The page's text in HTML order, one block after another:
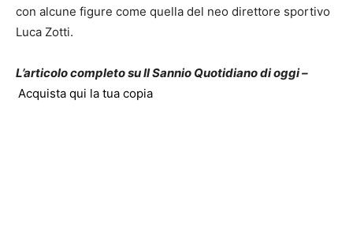
con alcune figure come quella del neo direttore sportivo
Luca Zotti.
L’articolo completo su Il Sannio Quotidiano di oggi –
Acquista qui la tua copia